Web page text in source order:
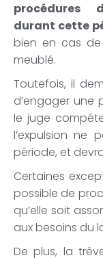
procédures
durant cette
bien en cas
meublé.
Toutefois, il
d’engager une
le juge
l’expulsion ne
période, et
Certaines
possible de
qu’elle soit
aux besoins du
De plus, la